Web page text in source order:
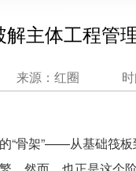
主体工程管
来源：红圈
“骨架”——从基础筏